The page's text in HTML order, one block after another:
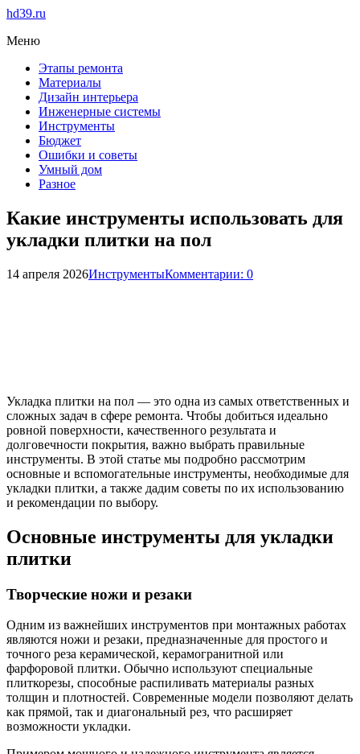
hd39.ru
Меню
Этапы ремонта
Материалы
Дизайн интерьера
Инженерные системы
Инструменты
Бюджет
Ошибки и советы
Умный дом
Разное
Какие инструменты использовать для
укладки плитки на пол
14 апреля 2026ИнструментыКомментарии: 0
Укладка плитки на пол — это одна из самых ответственных и
сложных задач в сфере ремонта. Чтобы добиться идеально
ровной поверхности, качественного результата и
долговечности покрытия, важно выбрать правильные
инструменты. В этой статье мы подробно рассмотрим
основные и вспомогательные инструменты, необходимые для
укладки плитки, а также дадим советы по их использованию
и рекомендации по выбору.
Основные инструменты для укладки
плитки
Творческие ножи и резаки
Одним из важнейших инструментов при монтажных работах
являются ножи и резаки, предназначенные для простого и
точного реза керамической, керамогранитной или
фарфоровой плитки. Обычно используют специальные
плиткорезы, способные распиливать материалы разных
толщин и плотностей. Современные модели позволяют делать
как прямой, так и диагональный рез, что расширяет
возможности укладки.